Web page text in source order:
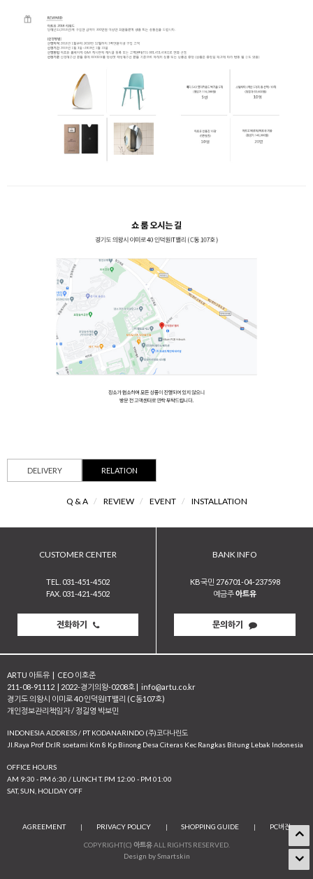
DELIVERY RELATION
Q & A / REVIEW / EVENT / INSTALLATION
CUSTOMER CENTER
TEL. 031-451-4502
FAX. 031-421-4502
전화하기
BANK INFO
KB국민 276701-04-237598
예금주아트유
문의하기
ARTU 아트유 | CEO 이호준
211-08-91112 | 2022-경기의왕-0208호 | info@artu.co.kr
경기도 의왕시 이미로 40 인덕원IT밸리 (C동107호)
개인정보관리책임자 / 정길영 박보민
INDONESIA ADDRESS / PT KODANARINDO (주)코다나린도
JI.Raya Prof Dr.IR soetami Km 8 Kp Binong Desa Citeras Kec Rangkas Bitung Lebak Indonesia
OFFICE HOURS
AM 9:30 - PM 6:30 / LUNCH T. PM 12:00 - PM 01:00
SAT, SUN, HOLIDAY OFF
AGREEMENT | PRIVACY POLICY | SHOPPING GUIDE | PC버전
COPYRIGHT(C) 아트유ALL RIGHTS RESERVED.